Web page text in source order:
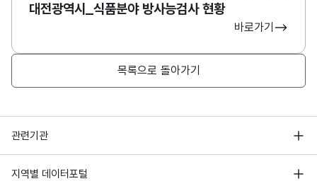
대전광역시_도축검사현황_20220531
대전광역시_도축검사현황_20220331
대전광역시_식품분야 방사능검사 현황
바로가기
목록으로 돌아가기
관련기관
행정안전부
한국지능정보사회진흥원
지역별 데이터포털
서울 열린데이터광장